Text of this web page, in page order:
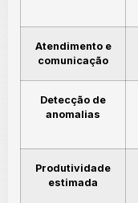
Atendimento e
comunicação
Detecção de
anomalias
Produtividade
estimada